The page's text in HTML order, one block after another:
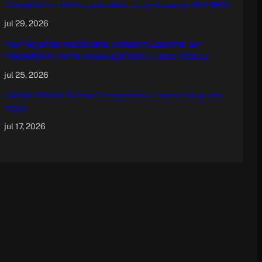
Usvojena tri zakona potrebna za pristupanje BiH SEPA
jul 29, 2026
NBA legenda razočarana potezom Lebrona: Sa
Filadelfijom nema nikakvu prirodnu vezu (VIDEO)
jul 25, 2026
KAKVA BRUKA! Šamar Crnogorcima o kome bruji ceo
regio
jul 17, 2026